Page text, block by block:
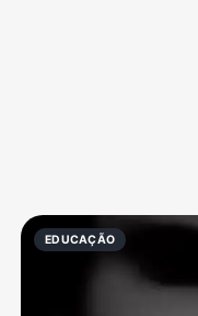
EDUCAÇÃO